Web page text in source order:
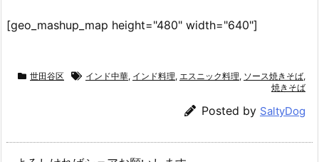
[geo_mashup_map height="480" width="640"]
世田谷区 インド中華, インド料理, エスニック料理, ソース焼きそば,
焼きそば
Posted by SaltyDog